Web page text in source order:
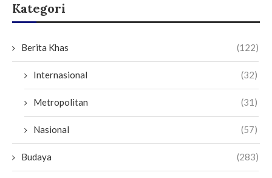
Kategori
Berita Khas (122)
Internasional (32)
Metropolitan (31)
Nasional (57)
Budaya (283)